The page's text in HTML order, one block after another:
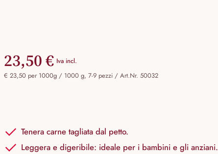
23,50 € Iva incl.
€ 23,50 per 1000g / 1000 g, 7-9 pezzi / Art.Nr. 50032
Tenera carne tagliata dal petto.
Leggera e digeribile: ideale per i bambini e gli anziani.